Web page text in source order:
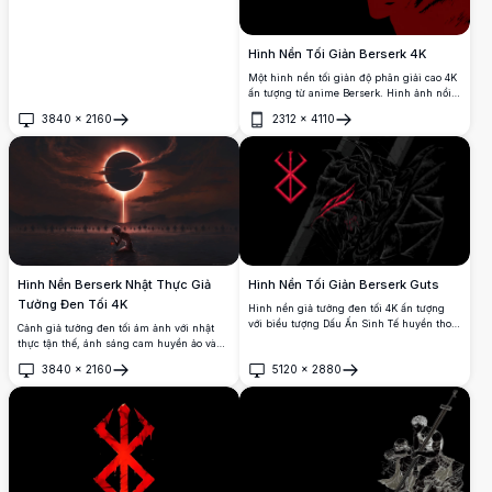
3840 × 2160
Mở
Hình Nền Tối Giản Berserk 4K
Một hình nền tối giản độ phân giải cao 4K
ấn tượng từ anime Berserk. Hình ảnh nổi
kiếm Dragonslayer biểu tượng của mình
trên một nền tối, nắm bắt được bản chất
của chủ đề kỳ ảo tối của sê-ri.
2312 × 4110
Mở
Hình Nền Berserk Nhật Thực Giả
Tưởng Đen Tối 4K
Cảnh giả tưởng đen tối ám ảnh với nhật
thực tận thế, ánh sáng cam huyền ảo và
trước hiện tượng vũ trụ trong khi một phi
hành gia đơn độc ngồi trầm tư. Hoàn hảo
cho người hâm mộ tác phẩm nghệ thuật
hoành tráng, đậm chất anime.
3840 × 2160
Mở
Hình Nền Tối Giản Berserk Guts
Hình nền giả tưởng đen tối 4K ấn tượng
với biểu tượng Dấu Ấn Sinh Tế huyền thoại
cho những fan của Guts và phong cách
anime đen tối đang tìm kiếm một hình
5120 × 2880
Mở